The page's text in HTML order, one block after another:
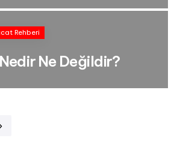
Rehberi
Ne Değildir?